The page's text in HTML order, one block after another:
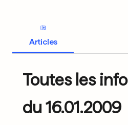
Articles
Toutes les
du 16.01.2009